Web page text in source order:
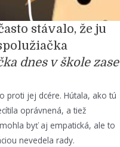
stávalo, že ju
dnes v škole zase
proti jej dcére. Hútala, ako tú
oprávnená, a tiež
byť aj empatická, ale to
nevedela rady.